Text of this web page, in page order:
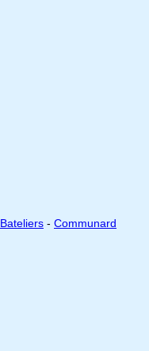
Bateliers - Communard